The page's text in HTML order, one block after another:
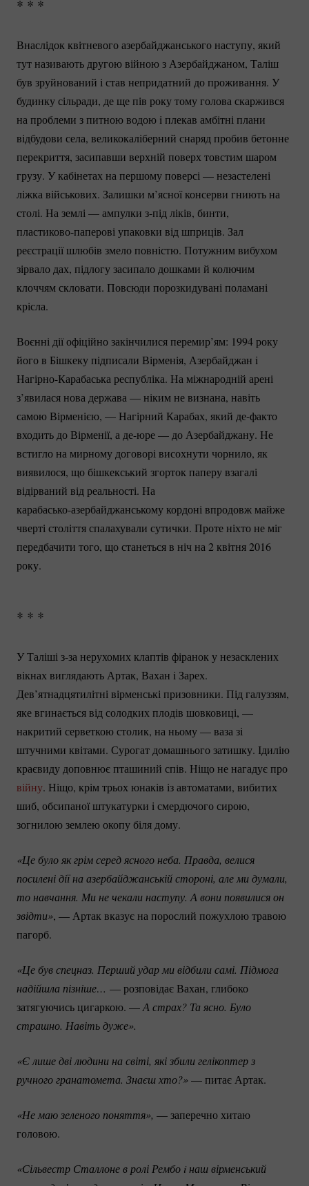
* * *
Внаслідок квітневого азербайджанського наступу, який
тут називають другою війною з Азербайджаном, Таліш
був зруйнований і став непридатний до проживання. У
будинку сільради, де ще пів року тому голова скаржився
на проблеми з питною водою i плекав амбітні плани
відбудови села, великокаліберний снаряд пробив бетонне
перекриття, засипавши верхній поверх товстим шаром
грузу. У кабінетах на першому поверсі — незастелені
ліжка військових. Залишки м’ясної консерви гниють на
столі. На землі — ампулки з-під ліків, бинти,
пластиково-паперові упаковки від шприців. Зал
реєстрації шлюбів змело повністю. Потужним вибухом
зірвало дах, підлогу засипало дошками й колючим
клоччям скловати. Повсюди порозкидувані поламані
крісла.
Воєнні дії офіційно закінчилися перемир’ям: 1994 року
його в Бішкеку підписали Вірменія, Азербайджан i
Нагірно-Карабаська республіка. На міжнародній арені
з’явилася нова держава — ніким не визнана, навіть
самою Вірменією, — Нагірний Карабах, який де-факто
входить до Вірменії, а де-юре— до Азербайджану. Не
встигло на мирному договорі висохнути чорнило, як
виявилося, що бішкекський згорток паперу взагалі
відірваний від реальності. На
карабасько-азербайджанськомукордоні впродовж майже
чверті століття спалахували сутички. Проте ніхто не міг
передбачити того, що станеться в ніч на 2 квітня 2016
року.
* * *
У Таліші з-за нерухомих клаптів фіранок у незасклених
вікнах виглядають Артак, Вахан i Зарех.
Дев’ятнадцятилітні вірменські призовники. Під галуззям,
яке вгинається від солодких плодів шовковиці, —
накритий серветкою столик, на ньому — ваза зі
штучними квітами. Сурогат домашнього затишку. Ідилію
краєвиду доповнює пташиний спів. Ніщо не нагадує про
війну. Ніщо, крім трьох юнаків із автоматами, вибитих
шиб, обсипаної штукатурки i смердючого сирою,
зогнилою землею окопу біля дому.
«Це було як грім серед ясного неба. Правда, велися
посилені дії на азербайджанській стороні, але ми думали,
то навчання. Ми не чекали наступу. А вони появилися он
звідти», — Артак вказує на порослий пожухлою травою
пагорб.
«Це був спецназ. Перший удар ми відбили самі. Підмога
надійшла пізніше… — розповідає Вахан, глибоко
затягуючись цигаркою. —А страх? Та ясно. Було
страшно. Навіть дуже».
«Є лише дві людини на світі, які збили гелікоптер з
ручного гранатомета. Знаєш хто?» — питає Артак.
«Не маю зеленого поняття», — заперечно хитаю
головою.
«Сільвестр Сталлоне в ролі Рембо i наш вірменський